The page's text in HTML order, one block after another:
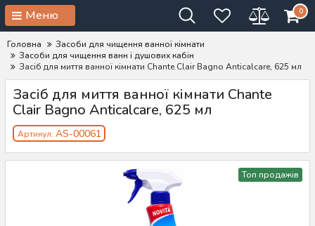
Меню 0
Головна
Засоби для чищення ванної кімнати
Засоби для чищення ванн і душових кабін
Засіб для миття ванної кімнати Chante Clair Bagno Anticalcare, 625 мл
Засіб для миття ванної кімнати Chante
Clair Bagno Anticalcare, 625 мл
Артикул: AS-00061
Топ продажів